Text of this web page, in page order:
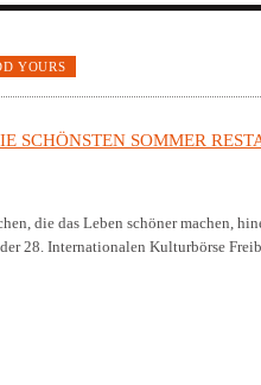
YOURS
SCHÖNSTEN SOMMER
die das Leben schöner machen,
28. Internationalen Kulturbörse